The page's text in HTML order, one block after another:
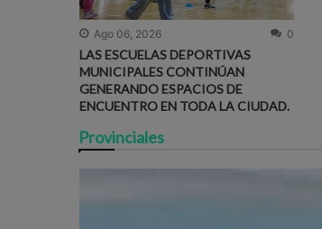
Ago 06, 2026 0
LAS ESCUELAS DEPORTIVAS
MUNICIPALES CONTINÚAN
GENERANDO ESPACIOS DE
ENCUENTRO EN TODA LA CIUDAD.
Provinciales